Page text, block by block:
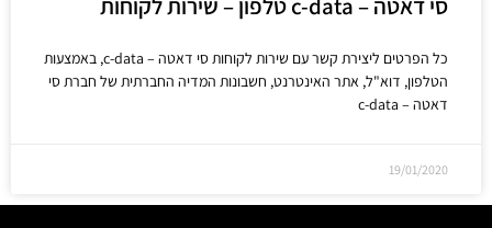
סי דאטה – c-data טלפון – שירות לקוחות
כל הפרטים ליצירת קשר עם שירות לקוחות סי דאטה – c-data, באמצעות
הטלפון, דוא"ל, אתר האינטרנט, חשבונות המדיה החברתית של חברת סי
דאטה – c-data
19/01/2020